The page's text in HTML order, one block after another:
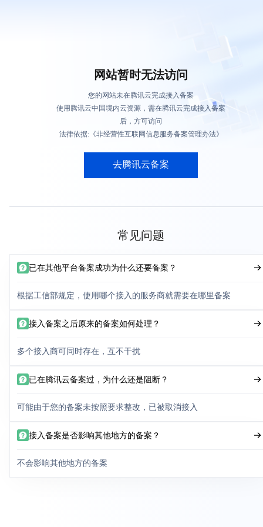
网站暂时无法访问
您的网站未在腾讯云完成接入备案
使用腾讯云中国境内云资源，需在腾讯云完成接入备案
后，方可访问
法律依据:《非经营性互联网信息服务备案管理办法》
去腾讯云备案
常见问题
已在其他平台备案成功为什么还要备案？
根据工信部规定，使用哪个接入的服务商就需要在哪里备案
接入备案之后原来的备案如何处理？
多个接入商可同时存在，互不干扰
已在腾讯云备案过，为什么还是阻断？
可能由于您的备案未按照要求整改，已被取消接入
接入备案是否影响其他地方的备案？
不会影响其他地方的备案